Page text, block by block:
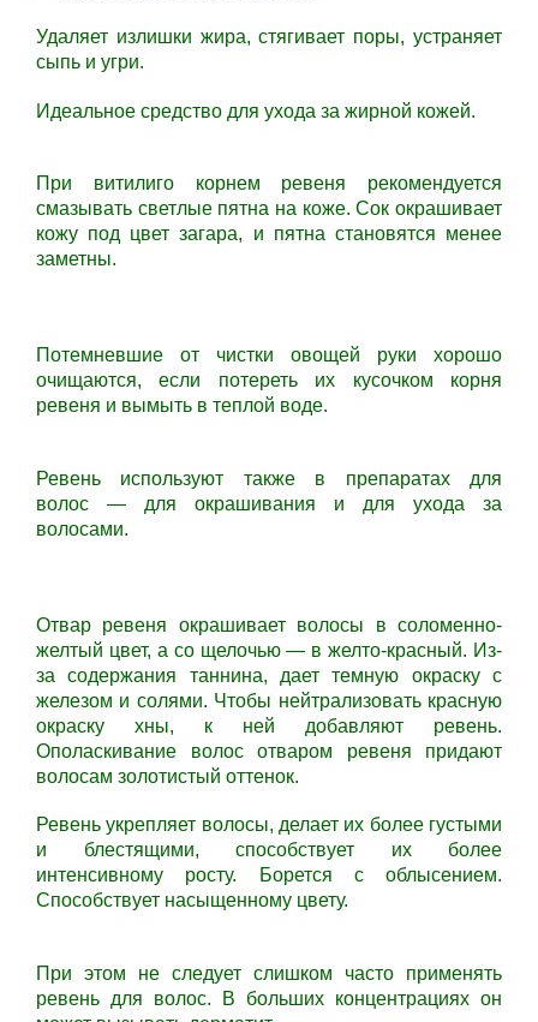
Удаляет излишки жира, стягивает поры, устраняет
сыпь и угри.
Идеальное средство для ухода за жирной кожей.
При витилиго корнем ревеня рекомендуется
смазывать светлые пятна на коже. Сок окрашивает
кожу под цвет загара, и пятна становятся менее
заметны.
Потемневшие от чистки овощей руки хорошо
очищаются, если потереть их кусочком корня
ревеня и вымыть в теплой воде.
Ревень используют также в препаратах для
волос — для окрашивания и для ухода за
волосами.
Отвар ревеня окрашивает волосы в соломенно-
желтый цвет, а со щелочью — в желто-красный. Из-
за содержания таннина, дает темную окраску с
железом и солями. Чтобы нейтрализовать красную
окраску хны, к ней добавляют ревень.
Ополаскивание волос отваром ревеня придают
волосам золотистый оттенок.
Ревень укрепляет волосы, делает их более густыми
и блестящими, способствует их более
интенсивному росту. Борется с облысением.
Способствует насыщенному цвету.
При этом не следует слишком часто применять
ревень для волос. В больших концентрациях он